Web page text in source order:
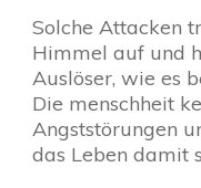
Solche Attacken
Himmel auf und
Auslöser, wie es
Die menschheit
Angststörungen
das Leben damit